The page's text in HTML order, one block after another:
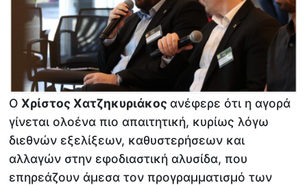
ΟΧρίστος Χατζηκυριάκοςανέφερε ότι η αγορά
γίνεται ολοένα πιο απαιτητική, κυρίως λόγω
διεθνών εξελίξεων, καθυστερήσεων και
αλλαγών στην εφοδιαστική αλυσίδα, που
επηρεάζουν άμεσα τον προγραμματισμό των